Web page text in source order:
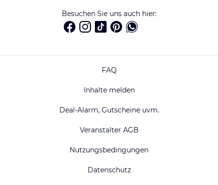
Besuchen Sie uns auch hier:
FAQ
Inhalte melden
Deal-Alarm, Gutscheine uvm.
Veranstalter AGB
Nutzungsbedingungen
Datenschutz